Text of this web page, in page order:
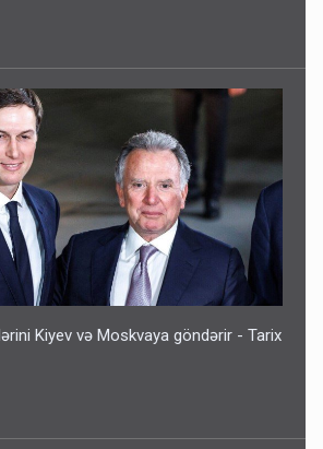
Kiyev və Moskvaya göndərir - Tarix